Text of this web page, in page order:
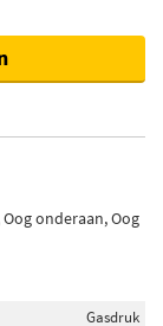
onderaan, Oog
Gasdruk